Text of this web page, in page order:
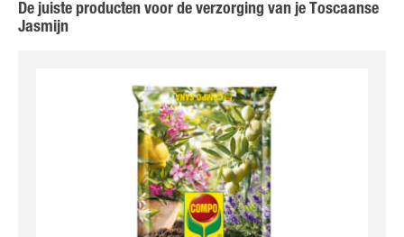
De juiste producten voor de verzorging van je Toscaanse
Jasmijn